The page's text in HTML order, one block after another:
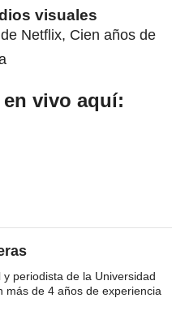
visuales
Netflix, Cien años de
vivo aquí:
periodista de la Universidad
más de 4 años de experiencia